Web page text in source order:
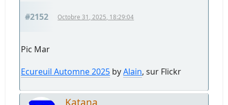
#2152 Octobre 31, 2025, 18:29:04
Pic Mar
Ecureuil Automne 2025 byAlain, sur Flickr
Katana